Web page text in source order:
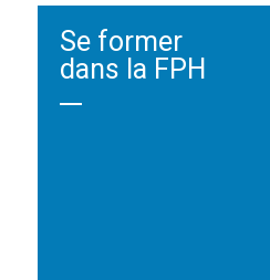
Se former
dans la FPH